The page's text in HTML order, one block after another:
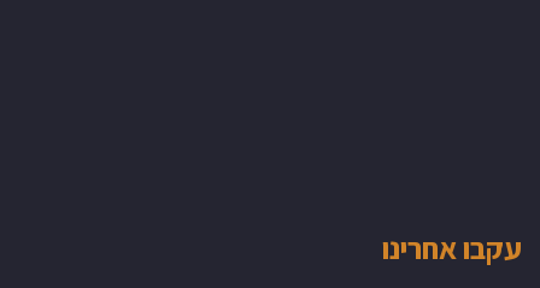
עקבו אחרינו